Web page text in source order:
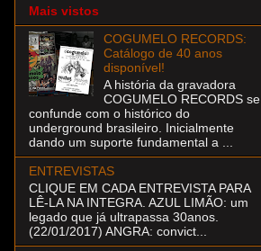
Mais vistos
COGUMELO RECORDS:
Catálogo de 40 anos
disponível!
A história da gravadora
COGUMELO RECORDS se
confunde com o histórico do
underground brasileiro. Inicialmente
dando um suporte fundamental a ...
ENTREVISTAS
CLIQUE EM CADA ENTREVISTA PARA
LÊ-LA NA INTEGRA. AZUL LIMÃO: um
legado que já ultrapassa 30anos.
(22/01/2017) ANGRA: convict...